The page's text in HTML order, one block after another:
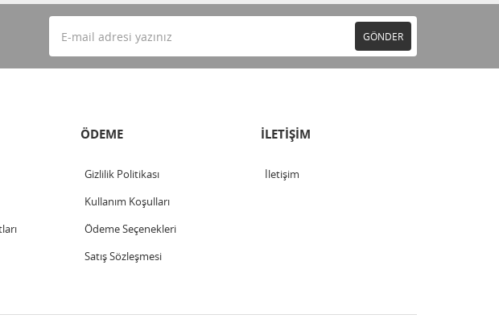
GÖNDER
ÖDEME
Gizlilik Politikası
Kullanım Koşulları
Ödeme Seçenekleri
Satış Sözleşmesi
İLETİŞİM
İletişim